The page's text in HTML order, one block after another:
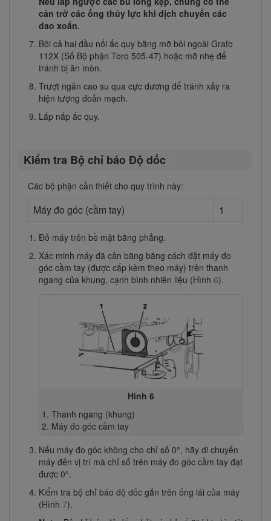
cản trở các ống thủy lực khi dịch chuyển các
dao xoắn.
Bôi cả hai đầu nối ắc quy bằng mỡ bôi ngoài Grafo
112X (Số Bộ phận Toro 505-47) hoặc mỡ nhẹ để
tránh bị ăn mòn.
Trượt ngăn cao su qua cực dương để tránh xảy ra
hiện tượng đoản mạch.
Lắp nắp ắc quy.
Kiểm tra Bộ chỉ báo Độ dốc
Các bộ phận cần thiết cho quy trình này:
Máy đo góc (cầm tay) 1
Đỗ máy trên bề mặt bằng phẳng.
Xác minh máy đã cân bằng bằng cách đặt máy đo
góc cầm tay (được cấp kèm theo máy) trên thanh
ngang của khung, cạnh bình nhiên liệu (Hình 6).
Hình 6
Thanh ngang (khung)
Máy đo góc cầm tay
Nếu máy đo góc không cho chỉ số 0°, hãy di chuyển
máy đến vị trí mà chỉ số trên máy đo góc cầm tay đạt
được 0°.
Kiểm tra bộ chỉ báo độ dốc gắn trên ống lái của máy
(Hình 7).